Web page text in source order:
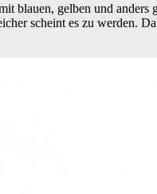
blauen, gelben und
scheint es zu werden.